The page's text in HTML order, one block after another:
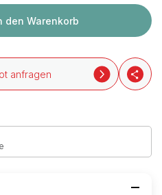
den Warenkorb
anfragen